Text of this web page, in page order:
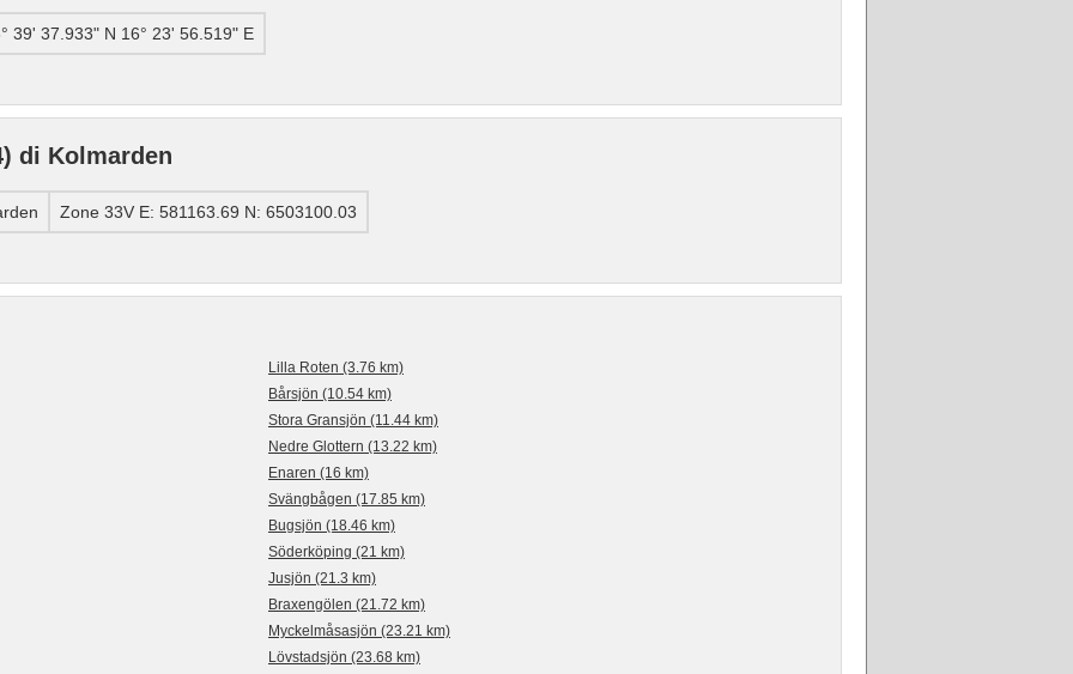
39' 37.933" N 16° 23' 56.519" E
di Kolmarden
Zone 33V E: 581163.69 N: 6503100.03
Lilla Roten (3.76 km)
Bårsjön (10.54 km)
Stora Gransjön (11.44 km)
Nedre Glottern (13.22 km)
Enaren (16 km)
Svängbågen (17.85 km)
Bugsjön (18.46 km)
Söderköping (21 km)
Jusjön (21.3 km)
Braxengölen (21.72 km)
Myckelmåsasjön (23.21 km)
Lövstadsjön (23.68 km)